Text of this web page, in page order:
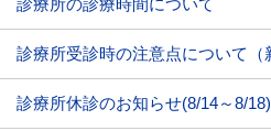
診療所の診療時間について
診療所休診のお知らせ(8/14～8/18)